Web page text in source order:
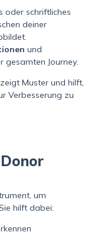
oder schriftliches
deiner
und
gesamten Journey.
Muster und hilft,
Verbesserung zu
um
hilft dabei: